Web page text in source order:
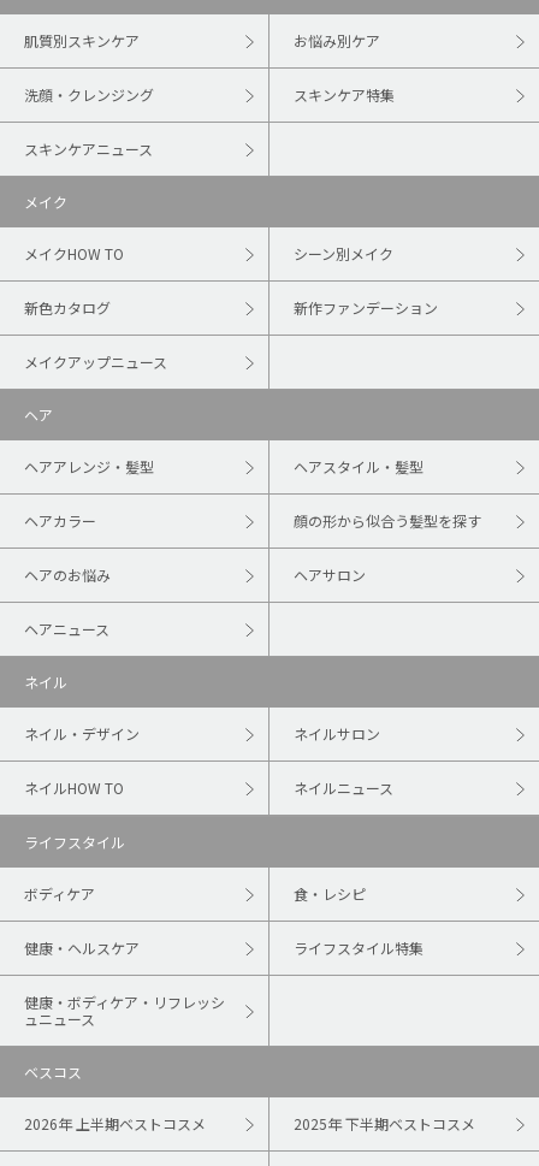
肌質別スキンケア お悩み別ケア
洗顔・クレンジング スキンケア特集
スキンケアニュース
メイク
メイクHOW TO シーン別メイク
新色カタログ 新作ファンデーション
メイクアップニュース
ヘア
ヘアアレンジ・髪型 ヘアスタイル・髪型
ヘアカラー 顔の形から似合う髪型を探す
ヘアのお悩み ヘアサロン
ヘアニュース
ネイル
ネイル・デザイン ネイルサロン
ネイルHOW TO ネイルニュース
ライフスタイル
ボディケア 食・レシピ
健康・ヘルスケア ライフスタイル特集
健康・ボディケア・リフレッシ
ュニュース
ベスコス
2026年 上半期ベストコスメ 2025年 下半期ベストコスメ